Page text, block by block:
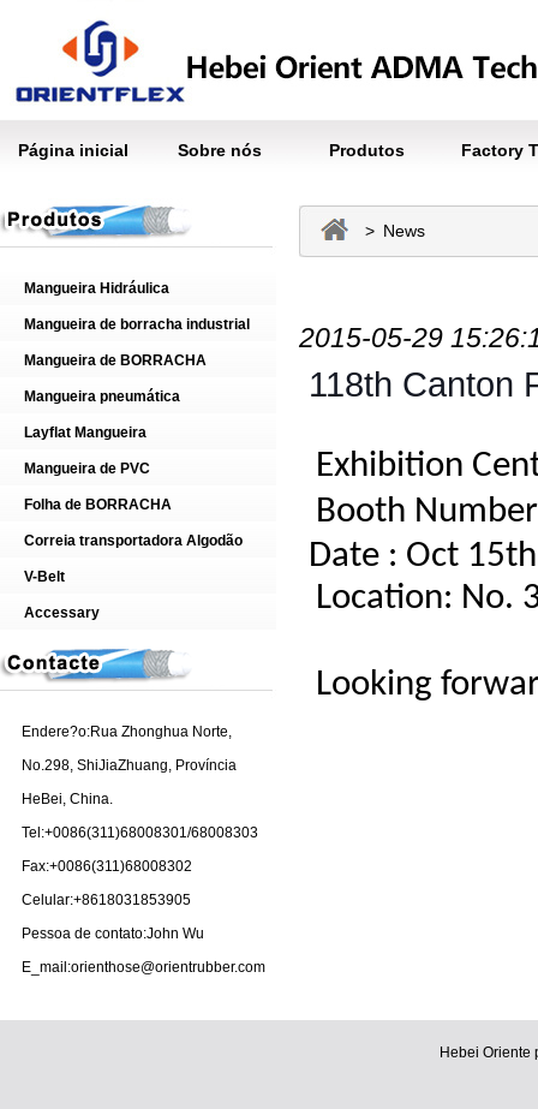
Página inicial Sobre nós Produtos Factory
Mangueira Hidráulica
Mangueira de borracha industrial
Mangueira de BORRACHA
Mangueira pneumática
Layflat Mangueira
Mangueira de PVC
Folha de BORRACHA
Correia transportadora Algodão
V-Belt
Accessary
Endere?o:Rua Zhonghua Norte,
No.298, ShiJiaZhuang, Província
HeBei, China.
Tel:+0086(311)68008301/68008303
Fax:+0086(311)68008302
Celular:+8618031853905
Pessoa de contato:John Wu
E_mail:orienthose@orientrubber.com
> News
2015-05-29
118th Canton
Exhibition
Booth
Date : Oct
Location: No.
Looking
Hebei